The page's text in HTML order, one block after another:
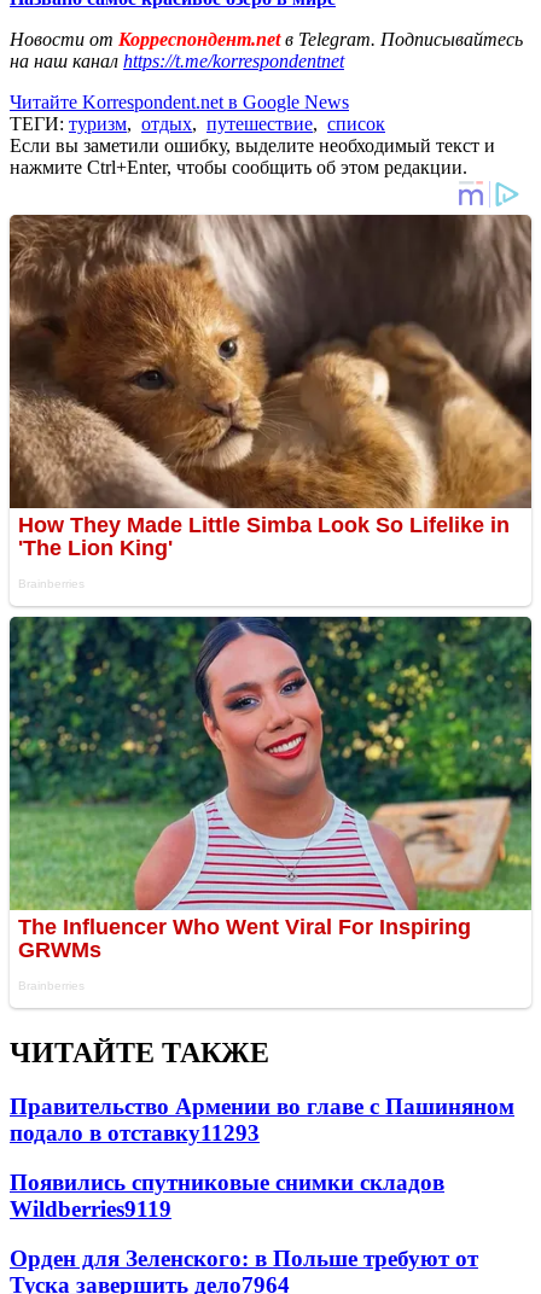
Новости от Корреспондент.netв Telegram. Подписывайтесь
на наш канал https://t.me/korrespondentnet
Читайте Korrespondent.net в Google News
ТЕГИ: туризм, отдых, путешествие, список
Если вы заметили ошибку, выделите необходимый текст и
нажмите Ctrl+Enter, чтобы сообщить об этом редакции.
ЧИТАЙТЕ ТАКЖЕ
Правительство Армении во главе с Пашиняном
подало в отставку11293
Появились спутниковые снимки складов
Wildberries9119
Орден для Зеленского: в Польше требуют от
Туска завершить дело7964